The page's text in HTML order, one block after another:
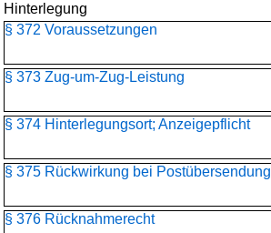
Hinterlegung
§ 372 Voraussetzungen
§ 373 Zug-um-Zug-Leistung
§ 374 Hinterlegungsort; Anzeigepflicht
§ 375 Rückwirkung bei Postübersendung
§ 376 Rücknahmerecht